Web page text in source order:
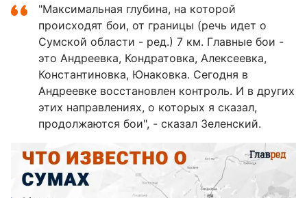
"Максимальная глубина, на которой
происходят бои, от границы (речь идет о
Сумской области - ред.) 7 км. Главные бои -
это Андреевка, Кондратовка, Алексеевка,
Константиновка, Юнаковка. Сегодня в
Андреевке восстановлен контроль. И в других
этих направлениях, о которых я сказал,
продолжаются бои", - сказал Зеленский.